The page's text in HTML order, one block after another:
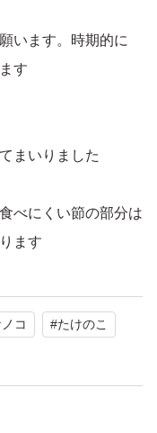
います。時期的に
す
まいりました
べにくい節の部分は
ます
が濃いとっても美味
30分ほど茹でた
がおすすめです
お出しいたします
コ #たけのこ